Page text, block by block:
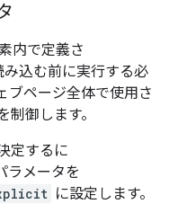
内で定義さ
込む前に実行する必
ブページ全体で使用さ
御します。
定するに
ラメータを
に設定します。